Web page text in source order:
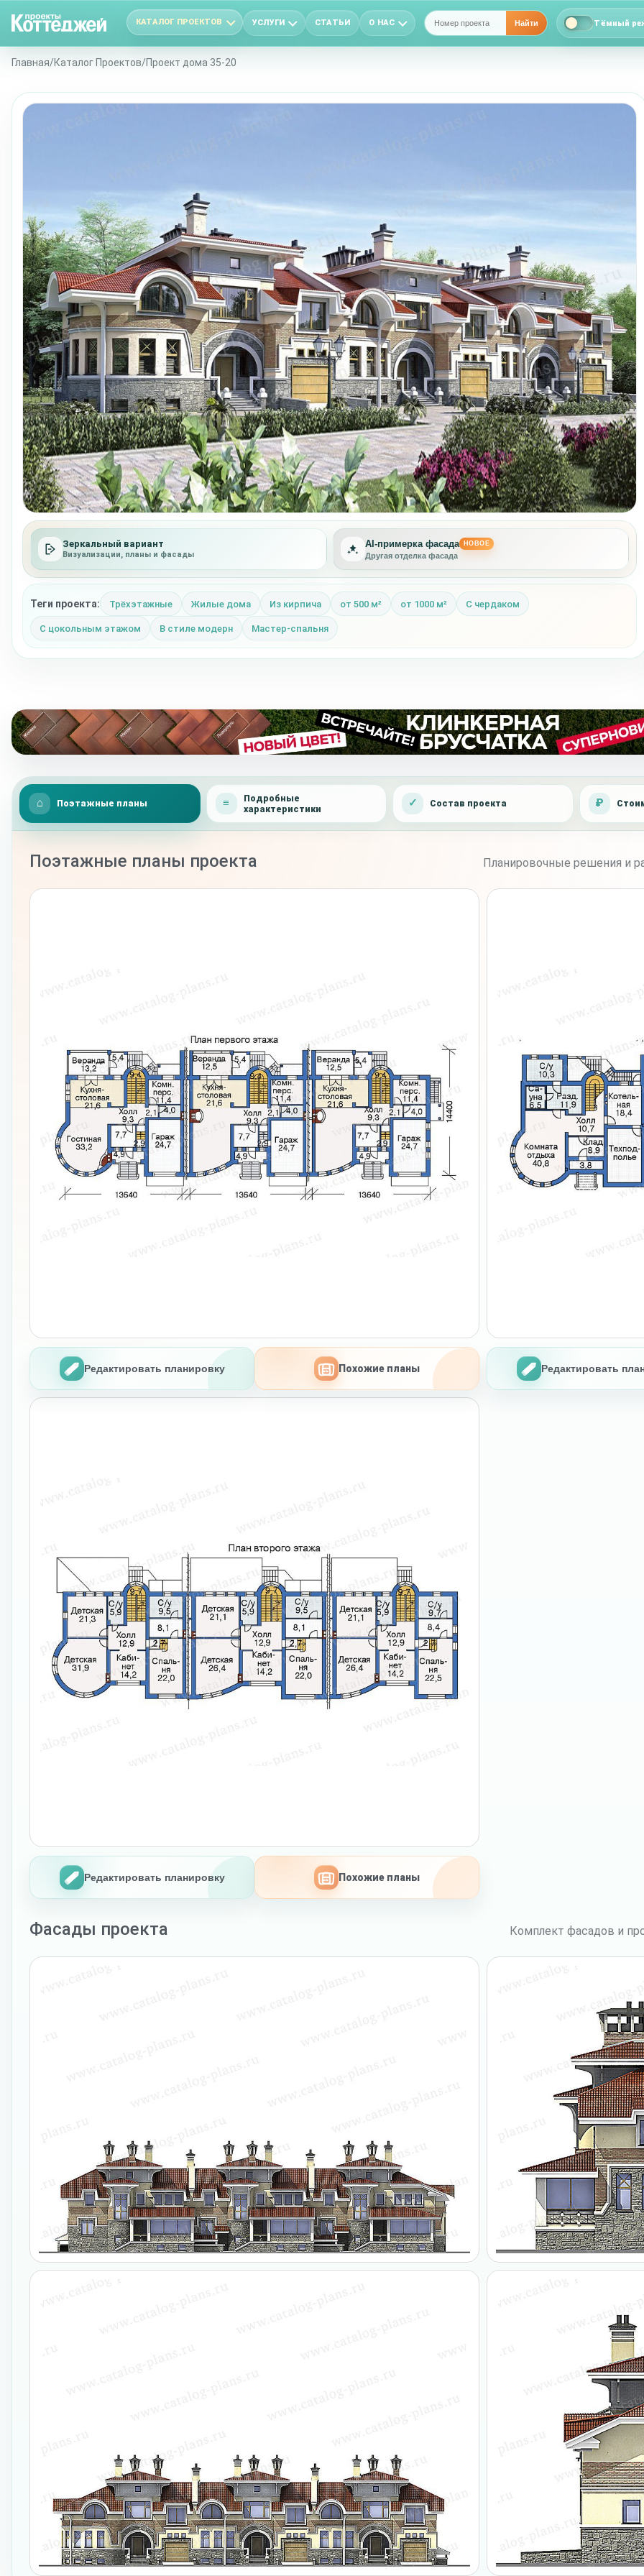
КАТАЛОГ ПРОЕКТОВ УСЛУГИ СТАТЬИ О НАС Найти Тёмный
Главная/Каталог Проектов/Проект дома 35-20
Зеркальный вариант
Визуализации, планы и фасады
AI-примерка фасада НОВОЕ
Другая отделка фасада
Теги проекта: Трёхэтажные Жилые дома Из кирпича от 500 м² от 1000 м² С чердаком
С цокольным этажом В стиле модерн Мастер-спальня
Поэтажные планы
Подробные
характеристики
Состав проекта
Поэтажные планы проекта Планировочные решения и
Редактировать планировку Похожие планы Редактировать
Редактировать планировку Похожие планы
Фасады проекта Комплект фасадов и